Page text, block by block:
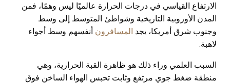
الارتفاع القياسي في درجات الحرارة عالميًا ليس وهمًا، فمن
المدن الأوروبية التاريخية وشواطئ المتوسط إلى وسط
وجنوب شرق أمريكا، يجد المسافرون أنفسهم وسط أجواء
لاهبة.
السبب العلمي وراء ذلك هو ظاهرة القبة الحرارية، وهي
منطقة ضغط جوي مرتفع وثابت تحبس الهواء الساخن فوق